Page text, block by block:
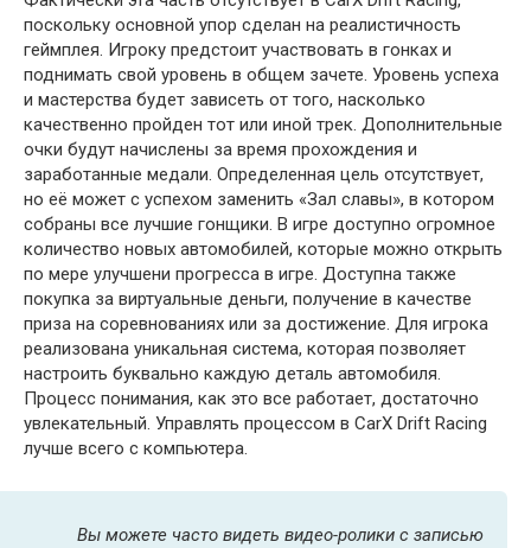
поскольку основной упор сделан на реалистичность
геймплея. Игроку предстоит участвовать в гонках и
поднимать свой уровень в общем зачете. Уровень успеха
и мастерства будет зависеть от того, насколько
качественно пройден тот или иной трек. Дополнительные
очки будут начислены за время прохождения и
заработанные медали. Определенная цель отсутствует,
но её может с успехом заменить «Зал славы», в котором
собраны все лучшие гонщики. В игре доступно огромное
количество новых автомобилей, которые можно открыть
по мере улучшени прогресса в игре. Доступна также
покупка за виртуальные деньги, получение в качестве
приза на соревнованиях или за достижение. Для игрока
реализована уникальная система, которая позволяет
настроить буквально каждую деталь автомобиля.
Процесс понимания, как это все работает, достаточно
увлекательный. Управлять процессом в CarX Drift Racing
лучше всего с компьютера.
Вы можете часто видеть видео-ролики с записью